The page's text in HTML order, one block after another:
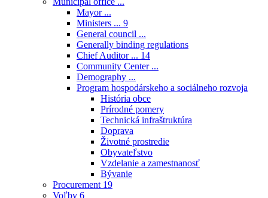
Mayor ...
Ministers ... 9
General council ...
Generally binding regulations
Chief Auditor ... 14
Community Center ...
Demography ...
Program hospodárskeho a sociálneho rozvoja
História obce
Prírodné pomery
Technická infraštruktúra
Doprava
Životné prostredie
Obyvateľstvo
Vzdelanie a zamestnanosť
Bývanie
Procurement 19
Voľby 6